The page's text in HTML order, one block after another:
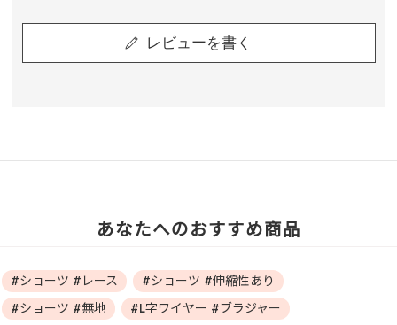
レビューを書く
あなたへのおすすめ商品
#ショーツ #レース
#ショーツ #伸縮性あり
#ショーツ #無地
#L字ワイヤー #ブラジャー